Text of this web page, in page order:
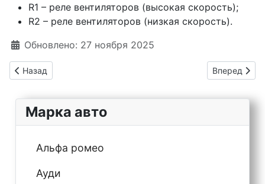
R1 – реле вентиляторов (высокая скорость);
R2 – реле вентиляторов (низкая скорость).
Информация о материале
Обновлено: 27 ноября 2025
Предыдущий: Chery Amulet A15 предохранители и реле
Назад Следующий:
Вперед
Марка авто
Альфа ромео
Ауди